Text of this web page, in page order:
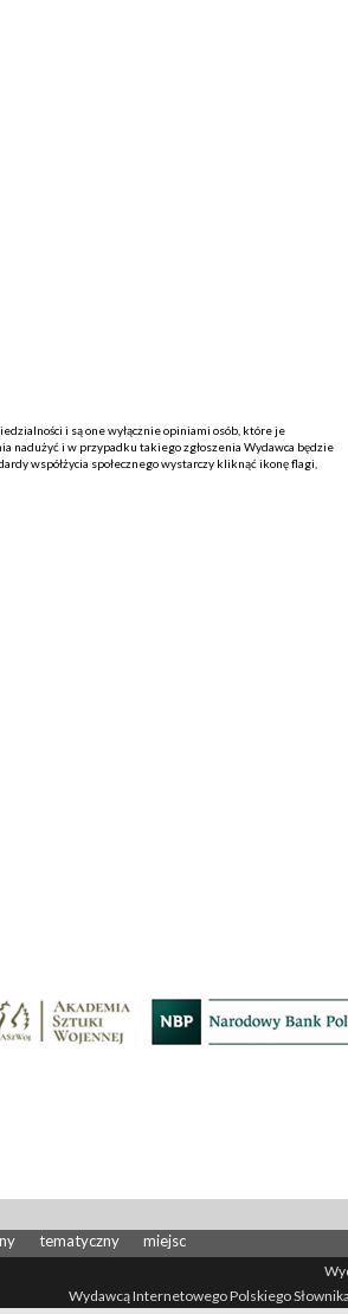
i są one wyłącznie opiniami osób, które je
nadużyć i w przypadku takiego zgłoszenia Wydawca będzie
współżycia społecznego wystarczy kliknąć ikonę flagi,
tematyczny miejsc
Wydawcą Internetowego Polskiego